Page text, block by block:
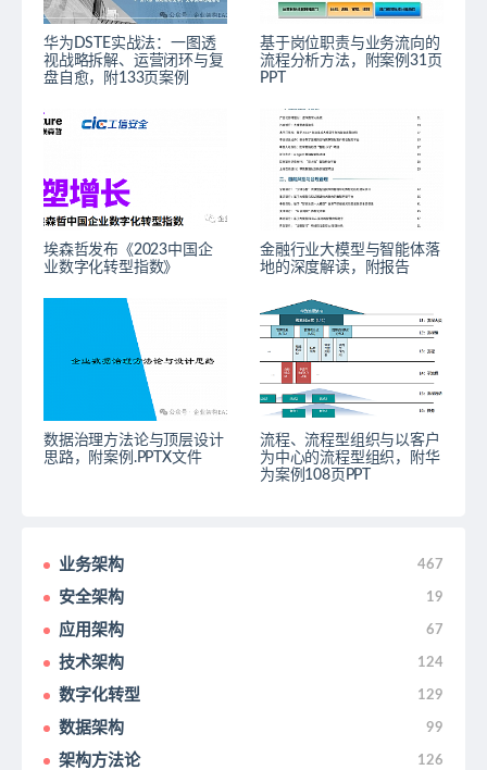
华为DSTE实战法：一图透
视战略拆解、运营闭环与复
盘自愈，附133页案例
基于岗位职责与业务流向的
流程分析方法，附案例31页
PPT
埃森哲发布《2023中国企
业数字化转型指数》
金融行业大模型与智能体落
地的深度解读，附报告
数据治理方法论与顶层设计
思路，附案例.PPTX文件
流程、流程型组织与以客户
为中心的流程型组织，附华
为案例108页PPT
业务架构 467
安全架构 19
应用架构 67
技术架构 124
数字化转型 129
数据架构 99
架构方法论 126